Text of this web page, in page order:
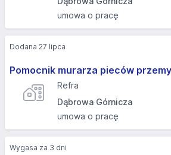
umowa o pracę
Pomocnik murarza pieców
Refra
Dąbrowa Górnicza
umowa o pracę
Dodana 27 lipca
Wygasa za 3 dni